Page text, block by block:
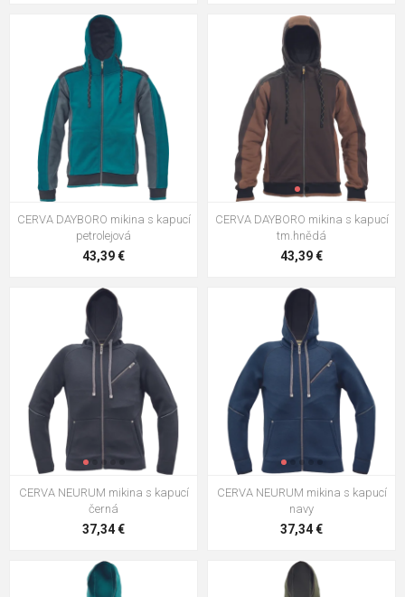
CERVA DAYBORO mikina s kapucí
petrolejová
43,39 €
CERVA DAYBORO mikina s kapucí
tm.hnědá
43,39 €
CERVA NEURUM mikina s kapucí
černá
37,34 €
CERVA NEURUM mikina s kapucí
navy
37,34 €